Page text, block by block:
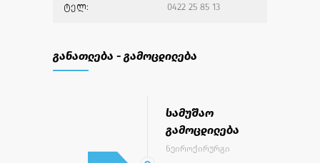
ტელ: 0422 25 85 13
განათლება - გამოცდილება
სამუშაო
გამოცდილება
ნეიროქირურგი